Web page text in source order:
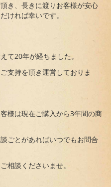
き、長きに渡りお客様が安心
ければ幸いです。
て20年が経ちました。
支持を頂き運営しておりま
様は現在ご購入から3年間の商
ごとがあればいつでもお問合
相談くださいませ。